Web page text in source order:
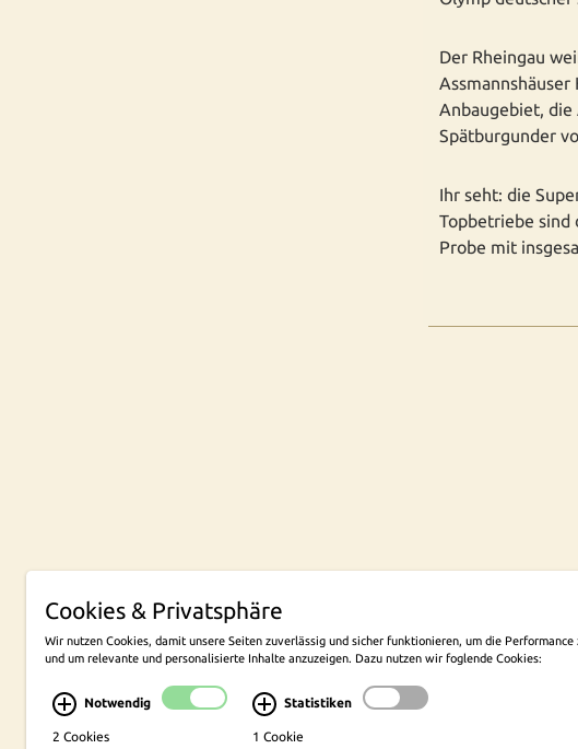
Der Rheingau
Anbaugebiet,
Spätburgunder
Ihr seht: die
Topbetriebe sind
Probe mit
Konzept, Layout und technische Umsetzung cekom, Köln
Cookies & Privatsphäre
Wir nutzen Cookies, damit unsere Seiten zuverlässig und sicher funktionieren, um die Performance
und um relevante und personalisierte Inhalte anzuzeigen. Dazu nutzen wir foglende Cookies:
Notwendig
2 Cookies
Statistiken
1 Cookie